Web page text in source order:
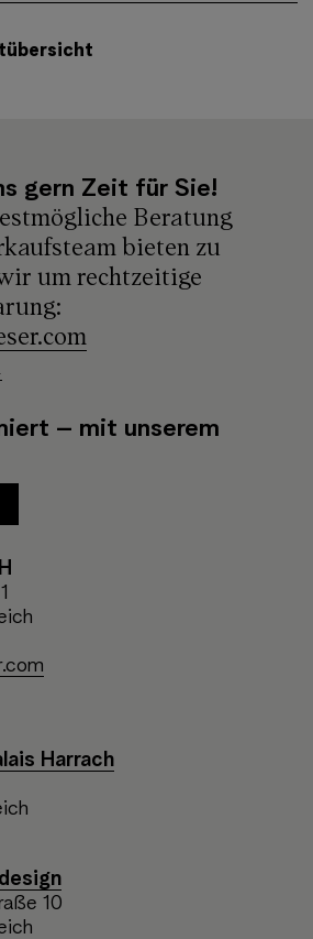
gern Zeit für Sie!
Beratung
bieten zu
um rechtzeitige
– mit unserem
Harrach
10